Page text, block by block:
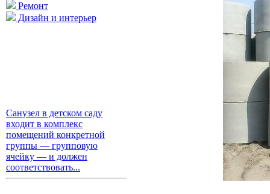
Ремонт
Дизайн и интерьер
Санузел в детском саду
входит в комплекс
помещений конкретной
группы — групповую
ячейку — и должен
соответствовать...